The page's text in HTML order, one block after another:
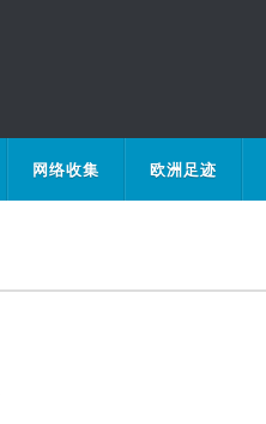
网络收集 欧洲足迹